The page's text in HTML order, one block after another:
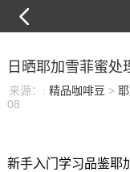
来源： : 精品咖啡豆 >
08
新手入门学习品鉴耶